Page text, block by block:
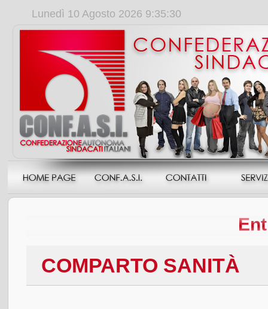
Lunedì 10 Agosto 2026 9:35:30
COMPARTO SANITÀ